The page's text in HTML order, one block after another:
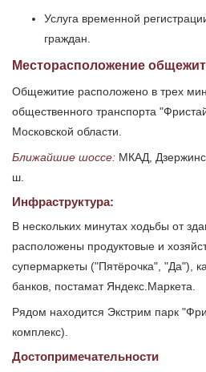
Услуга временной
граждан.
Месторасположение
Общежитие расположено в трех
общественного транспорта
Московской области.
Ближайшие шоссе: МКАД,
ш.
Инфраструктура:
В нескольких минутах ходьбы от
расположены продуктовые и
супермаркеты ("Пятёрочка", "Да"),
банков, постамат Яндекс.Маркета.
Рядом находится Экстрим парк
комплекс).
Достопримечательности